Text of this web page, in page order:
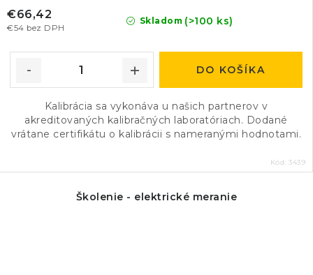
Skladom (>100 ks)
€54 bez DPH
€66,42
DO KOŠÍKA
Kalibrácia sa vykonáva u našich partnerov v
akreditovaných kalibračných laboratóriach. Dodané
vrátane certifikátu o kalibrácii s nameranými hodnotami.
Kód: 3439
Školenie - elektrické meranie